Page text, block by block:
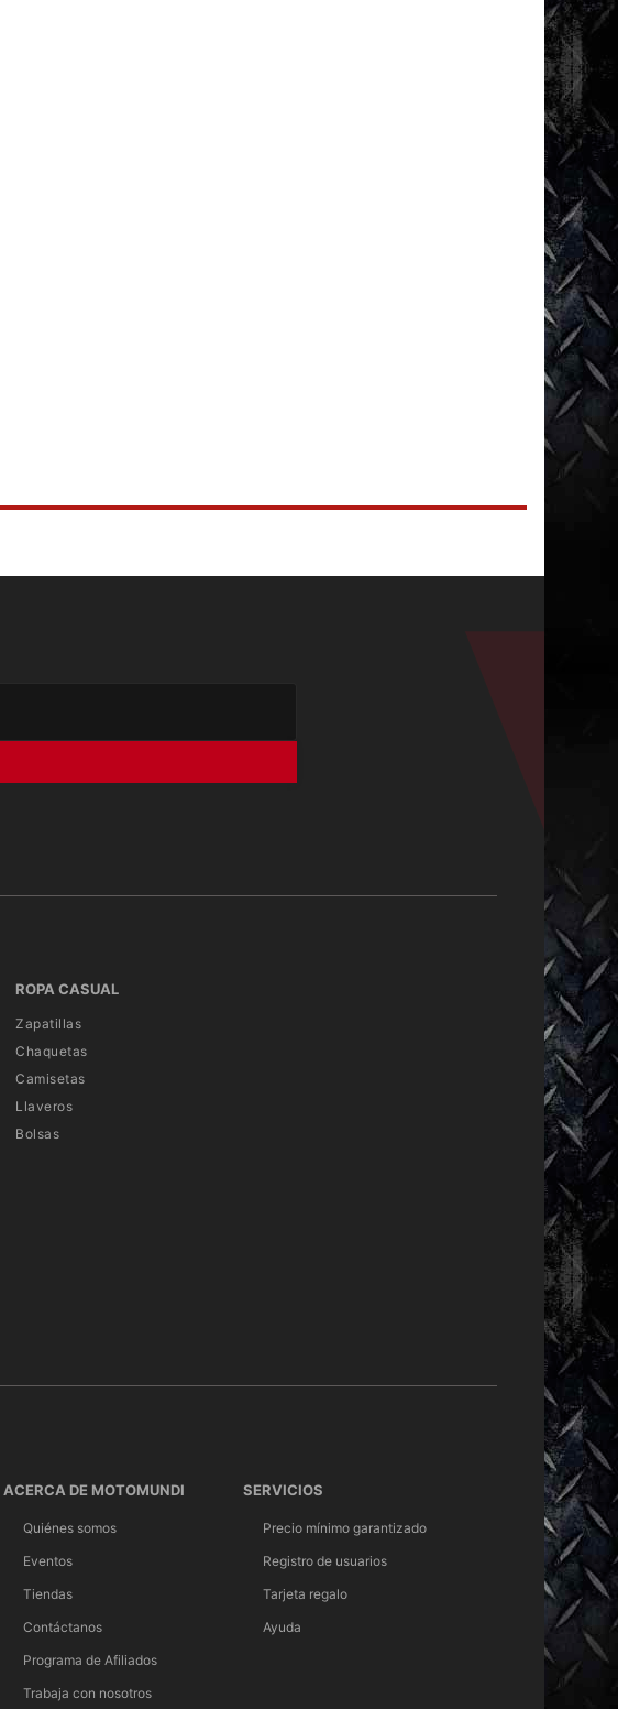
ROPA CASUAL
Zapatillas
Chaquetas
Camisetas
Llaveros
Bolsas
ACERCA DE MOTOMUNDI
Quiénes somos
Eventos
Tiendas
Contáctanos
Programa de Afiliados
Trabaja con nosotros
SERVICIOS
Precio mínimo garantizado
Registro de usuarios
Tarjeta regalo
Ayuda